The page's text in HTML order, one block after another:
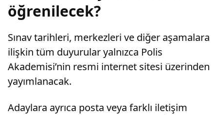
öğrenilecek?
Sınav tarihleri, merkezleri ve diğer aşamalara
ilişkin tüm duyurular yalnızca Polis
Akademisi’nin resmi internet sitesi üzerinden
yayımlanacak.
Adaylara ayrıca posta veya farklı iletişim